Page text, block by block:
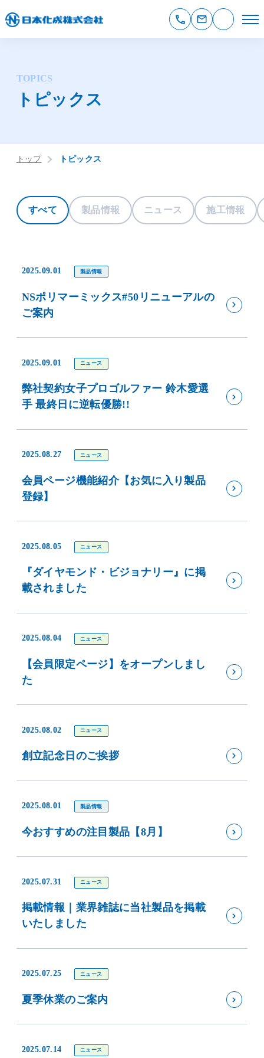
TOPICS
トピックス
トップ トピックス
すべて 製品情報 ニュース 施工情報
2025.09.01 製品情報
NSポリマーミックス#50リニューアルの
ご案内
2025.09.01 ニュース
弊社契約女子プロゴルファー 鈴木愛選
手 最終日に逆転優勝!!
2025.08.27 ニュース
会員ページ機能紹介【お気に入り製品
登録】
2025.08.05 ニュース
『ダイヤモンド・ビジョナリー』に掲
載されました
2025.08.04 ニュース
【会員限定ページ】をオープンしまし
た
2025.08.02 ニュース
創立記念日のご挨拶
2025.08.01 製品情報
今おすすめの注目製品【8月】
2025.07.31 ニュース
掲載情報｜業界雑誌に当社製品を掲載
いたしました
2025.07.25 ニュース
夏季休業のご案内
2025.07.14 ニュース